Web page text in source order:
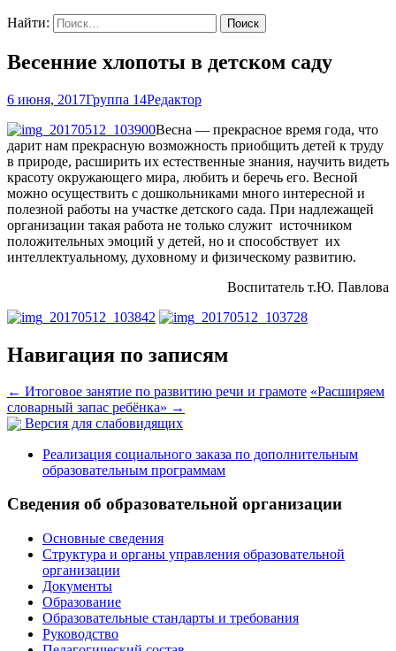
Найти:
Весенние хлопоты в детском саду
6 июня, 2017Группа 14Редактор
Весна — прекрасное время года, что
дарит нам прекрасную возможность приобщить детей к труду
в природе, расширить их естественные знания, научить видеть
красоту окружающего мира, любить и беречь его. Весной
можно осуществить с дошкольниками много интересной и
полезной работы на участке детского сада. При надлежащей
организации такая работа не только служит источником
положительных эмоций у детей, но и способствует их
интеллектуальному, духовному и физическому развитию.
Воспитатель т.Ю. Павлова
Навигация по записям
← Итоговое занятие по развитию речи и грамоте «Расширяем
словарный запас ребёнка» →
Версия для слабовидящих
Реализация социального заказа по дополнительным
образовательным программам
Сведения об образовательной организации
Основные сведения
Структура и органы управления образовательной
организации
Документы
Образование
Образовательные стандарты и требования
Руководство